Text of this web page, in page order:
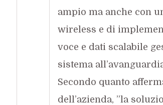
ampio ma anche con
wireless e di
voce e dati scalabile
sistema
Secondo quanto
dell’azienda, ”la